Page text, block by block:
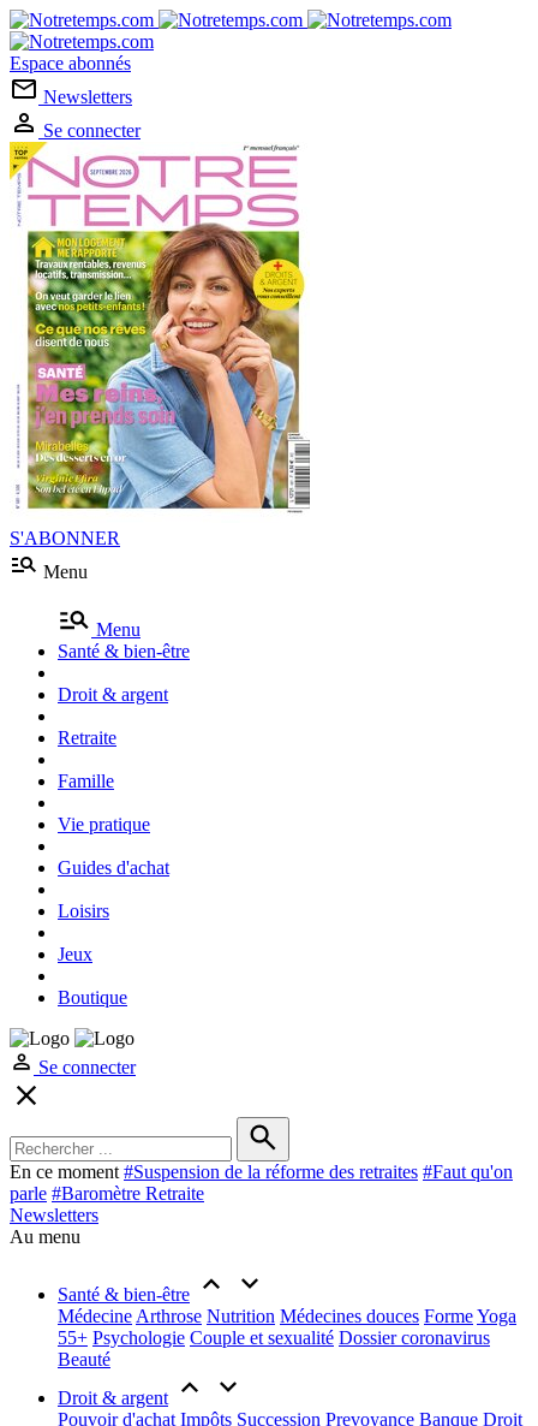
Espace abonnés
Newsletters
Se connecter
S'ABONNER
Menu
Menu
Santé & bien-être
Droit & argent
Retraite
Famille
Vie pratique
Guides d'achat
Loisirs
Jeux
Boutique
Se connecter
En ce moment #Suspension de la réforme des retraites #Faut qu'on
parle #Baromètre Retraite
Newsletters
Au menu
Santé & bien-être
Médecine Arthrose Nutrition Médecines douces FormeYoga
55+ Psychologie Couple et sexualité Dossier coronavirus
Beauté
Droit & argent
Pouvoir d'achat Impôts Succession Prevoyance Banque Droit